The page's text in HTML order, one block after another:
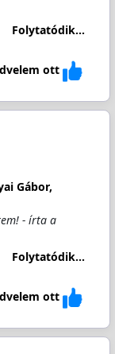
Folytatódik...
ott
Gábor,
- írta a
Folytatódik...
ott